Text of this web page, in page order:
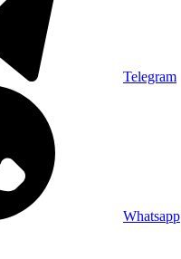
Telegram
Whatsapp